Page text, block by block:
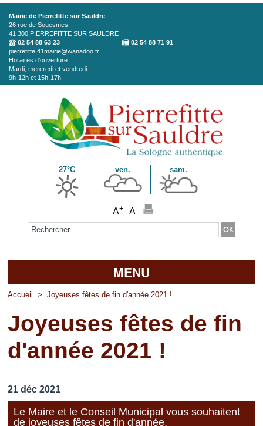
Aller au contenu principal
Mairie de Pierrefitte sur Sauldre
26 rue de Souesmes
41 300 PIERREFITTE SUR SAULDRE
02 54 88 63 23
02 54 88 71 91
pierrefitte.41mairie@wanadoo.fr
Horaires d'ouverture :
Mardi, mercredi et vendredi :
9h-12h et 15h-17h
27°C ven. sam.
A+ A-
Formulaire de recherche
MENU
Accueil
La mairie
Découvrir Pierrefitte
Vos professionnels
Accueil > Joyeuses fêtes de fin d'année 2021 !
Joyeuses fêtes de fin
d'année 2021 !
21 déc 2021
Le Maire et le Conseil Municipal vous souhaitent
de joyeuses fêtes de fin d'année.